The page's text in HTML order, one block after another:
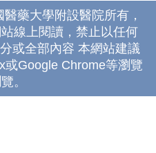
藥大學附設醫院所有，
線上閱讀，禁止以任何
或全部內容 本網站建議
或Google Chrome等瀏覽
。